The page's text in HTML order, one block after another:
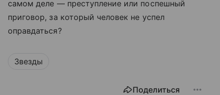
самом деле — преступление или поспешный
приговор, за который человек не успел
оправдаться?
Звезды
Поделиться